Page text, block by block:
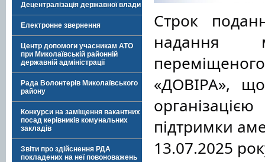
Децентралізація державної влади
Електронне звернення
Центр допомоги учасникам АТО
при Миколаївській районній
державній адміністрації
Рада Волонтерів Миколаївського
району
Конкурси на заміщення вакантних
посад керівників комунальних
закладів
Звіти про здійснення РДА
покладених на неї повоноважень
Строк
надання
«ДОВІРА»,
підтримки
13.07.2025